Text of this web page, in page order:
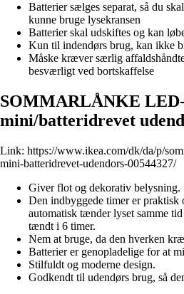
Batterier sælges separat, så du
kunne bruge lysekransen
Batterier skal udskiftes og kan
Kun til indendørs brug, kan ikke
Måske kræver særlig
besværligt ved bortskaffelse
SOMMARLÅNKE
mini/batteridrevet
Link: https://www.ikea.com/dk/da/p/
mini-batteridrevet-udendors-00544327/
Giver flot og dekorativ belysning.
Den indbyggede timer er praktisk
automatisk tænder lyset samme
tændt i 6 timer.
Nem at bruge, da den hverken
Batterier er genopladelige for at
Stilfuldt og moderne design.
Godkendt til udendørs brug, så